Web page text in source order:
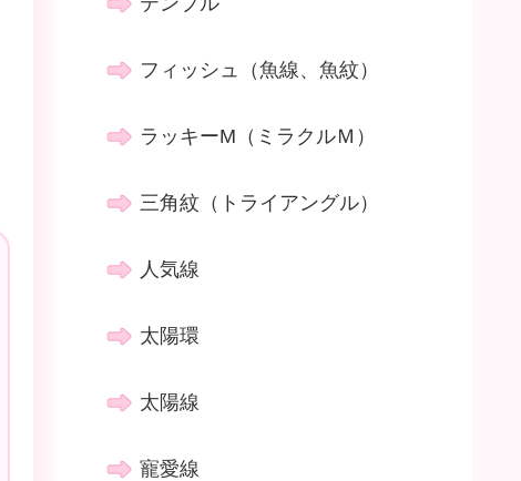
フィッシュ（魚線、魚紋）
ラッキーM（ミラクルＭ）
三角紋（トライアングル）
人気線
太陽環
太陽線
寵愛線